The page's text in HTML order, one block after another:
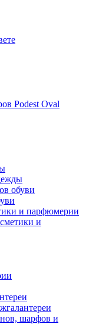
Podest Oval
обуви
и парфюмерии
и
шарфов и